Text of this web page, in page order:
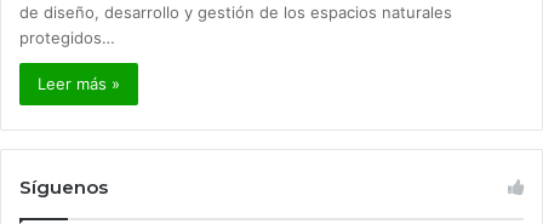
de diseño, desarrollo y gestión de los espacios naturales
protegidos…
Leer más »
Síguenos